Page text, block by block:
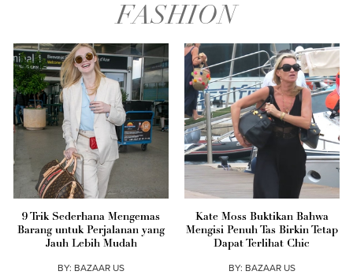
FASHION
9 Trik Sederhana Mengemas
Barang untuk Perjalanan yang
Jauh Lebih Mudah
BY: BAZAAR US
Kate Moss Buktikan Bahwa
Mengisi Penuh Tas Birkin Tetap
Dapat Terlihat Chic
BY: BAZAAR US